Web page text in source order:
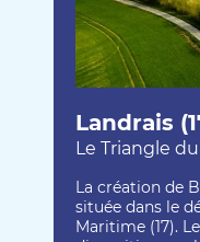
Landrais
Le Triangle
La création de
située dans le
Maritime (17).